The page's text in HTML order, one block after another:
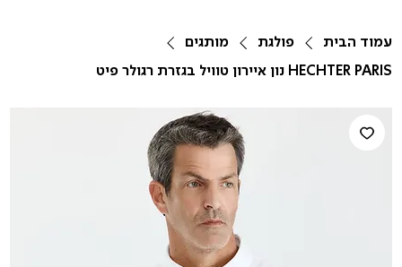
עמוד הבית פולגת
מותגים
HECHTER PARIS נון איירון טוויל בגזרת רגולר פיט